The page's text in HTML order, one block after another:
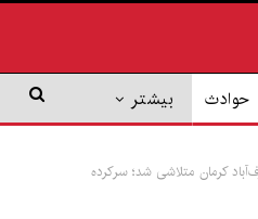
حوادث بیشتر
کرمان متلاشی شد؛ سرکرده